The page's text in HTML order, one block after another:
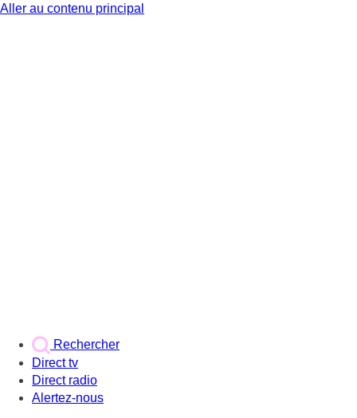
Aller au contenu principal
Rechercher
Direct tv
Direct radio
Alertez-nous